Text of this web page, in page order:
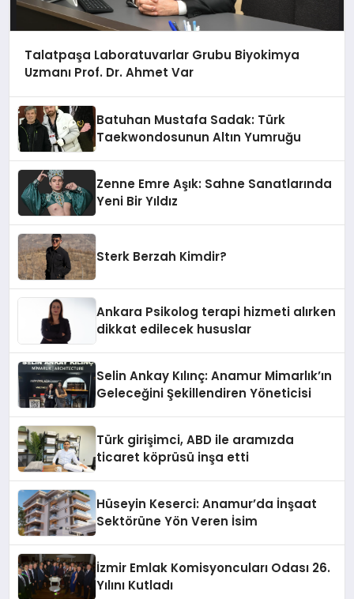
Talatpaşa Laboratuvarlar Grubu Biyokimya
Uzmanı Prof. Dr. Ahmet Var
Batuhan Mustafa Sadak: Türk
Taekwondosunun Altın Yumruğu
Zenne Emre Aşık: Sahne Sanatlarında
Yeni Bir Yıldız
Sterk Berzah Kimdir?
Ankara Psikolog terapi hizmeti alırken
dikkat edilecek hususlar
Selin Ankay Kılınç: Anamur Mimarlık’ın
Geleceğini Şekillendiren Yöneticisi
Türk girişimci, ABD ile aramızda
ticaret köprüsü inşa etti
Hüseyin Keserci: Anamur’da İnşaat
Sektörüne Yön Veren İsim
İzmir Emlak Komisyoncuları Odası 26.
Yılını Kutladı